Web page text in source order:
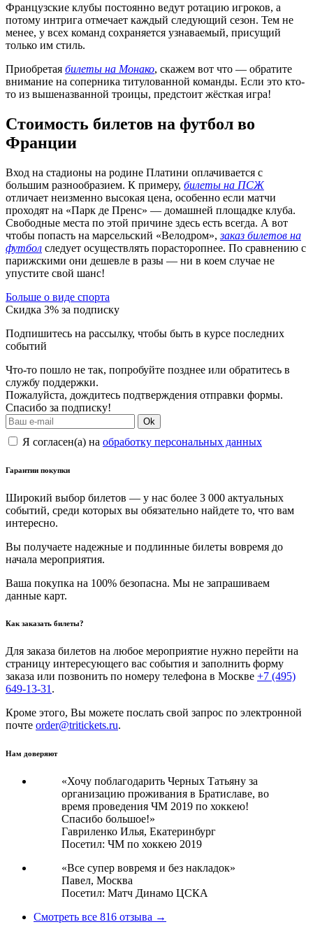
Французские клубы постоянно ведут ротацию игроков, а
потому интрига отмечает каждый следующий сезон. Тем не
менее, у всех команд сохраняется узнаваемый, присущий
только им стиль.
Приобретая билеты на Монако, скажем вот что — обратите
внимание на соперника титулованной команды. Если это кто-
то из вышеназванной троицы, предстоит жёсткая игра!
Стоимость билетов на футбол во
Франции
Вход на стадионы на родине Платини оплачивается с
большим разнообразием. К примеру, билеты на ПСЖ
отличает неизменно высокая цена, особенно если матчи
проходят на «Парк де Пренс» — домашней площадке клуба.
Свободные места по этой причине здесь есть всегда. А вот
чтобы попасть на марсельский «Велодром»,заказ билетов на
футбол следует осуществлять порасторопнее. По сравнению с
парижскими они дешевле в разы — ни в коем случае не
упустите свой шанс!
Больше о виде спорта
Скидка 3% за подписку
Подпишитесь на рассылку, чтобы быть в курсе последних
событий
Что-то пошло не так, попробуйте позднее или обратитесь в
службу поддержки.
Пожалуйста, дождитесь подтверждения отправки формы.
Спасибо за подписку!
Ok
Я согласен(а) на обработку персональных данных
Гарантии покупки
Широкий выбор билетов — у нас более 3 000 актуальных
событий, среди которых вы обязательно найдете то, что вам
интересно.
Вы получаете надежные и подлинные билеты вовремя до
начала мероприятия.
Ваша покупка на 100% безопасна. Мы не запрашиваем
данные карт.
Как заказать билеты?
Для заказа билетов на любое мероприятие нужно перейти на
страницу интересующего вас события и заполнить форму
заказа или позвонить по номеру телефона в Москве +7 (495)
649-13-31.
Кроме этого, Вы можете послать свой запрос по электронной
почте order@tritickets.ru.
Нам доверяют
«Хочу поблагодарить Черных Татьяну за
организацию проживания в Братиславе, во
время проведения ЧМ 2019 по хоккею!
Спасибо большое!»
Гавриленко Илья, Екатеринбург
Посетил: ЧМ по хоккею 2019
«Все супер вовремя и без накладок»
Павел, Москва
Посетил: Матч Динамо ЦСКА
Смотреть все 816 отзыва →